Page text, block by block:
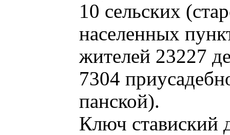
10 сельских
населенных
жителей 23227
7304
панской).
Ключ ставиский